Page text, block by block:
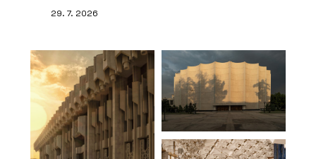
29. 7. 2026